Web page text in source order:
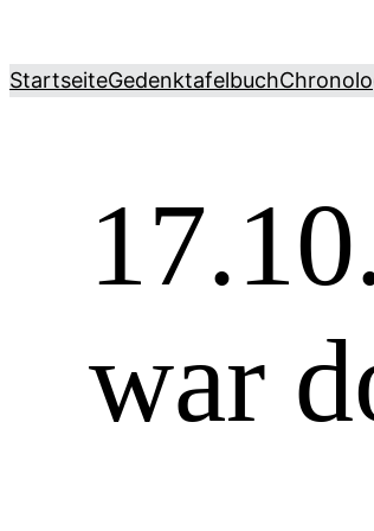
springen
StartseiteGedenktafelbuch
war